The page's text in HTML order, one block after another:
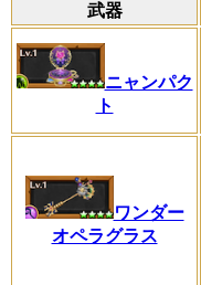
武器
ニャンパク
ト
ワンダー
オペラグラス